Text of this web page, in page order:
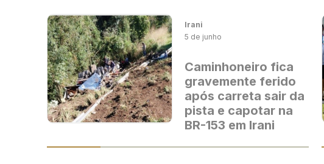
Irani
5 de junho
Caminhoneiro fica
gravemente ferido
após carreta sair da
pista e capotar na
BR-153 em Irani